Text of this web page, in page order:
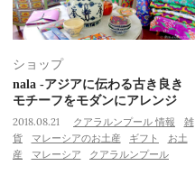
ショップ
nala -アジアに伝わる古き良き
モチーフをモダンにアレンジ
2018.08.21 クアラルンプール 情報
雑
貨
マレーシアのお土産 ギフト
お土
産
マレーシア クアラルンプール